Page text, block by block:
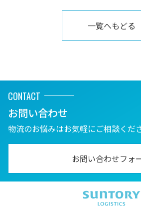
一覧へもどる
CONTACT
お問い合わせ
物流のお悩みはお気軽にご相談くだ
お問い合わせフォ